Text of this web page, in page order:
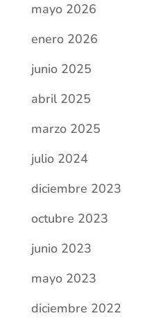
mayo 2026
enero 2026
junio 2025
abril 2025
marzo 2025
julio 2024
diciembre 2023
octubre 2023
junio 2023
mayo 2023
diciembre 2022